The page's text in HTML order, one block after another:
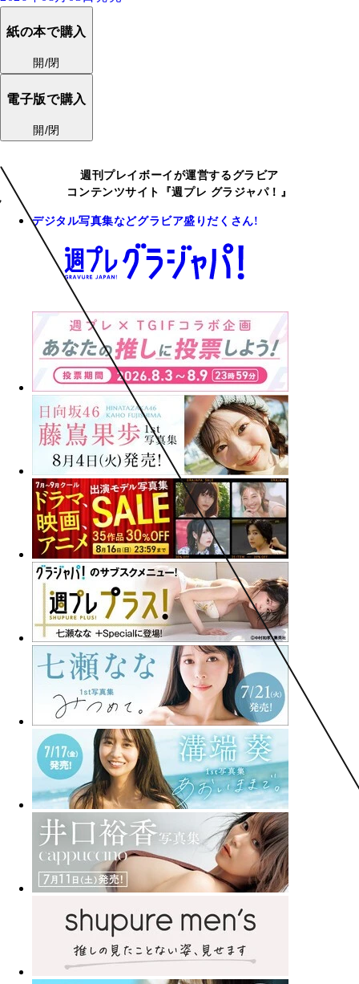
紙の本で購入
開/閉
電子版で購入
開/閉
週刊プレイボーイが運営するグラビア
コンテンツサイト『週プレ グラジャパ！』
デジタル写真集などグラビア盛りだくさん!